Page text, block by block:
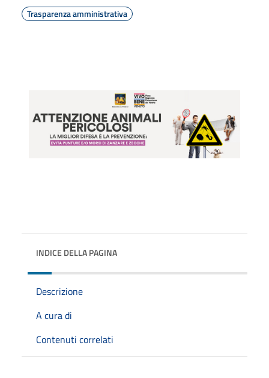
Trasparenza amministrativa
INDICE DELLA PAGINA
Descrizione
A cura di
Contenuti correlati